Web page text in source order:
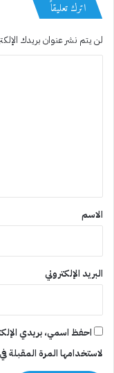
اترك تعليقاً
لن يتم نشر عنوان بريدك
*
الاسم
البريد الإلكتروني
احفظ اسمي، بريدي
لاستخدامها المرة المقبلة